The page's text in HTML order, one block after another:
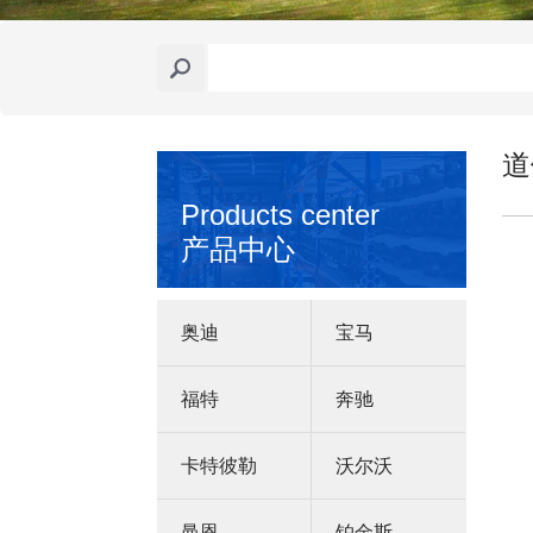
Products center
产品中心
奥迪 宝马
福特 奔驰
卡特彼勒 沃尔沃